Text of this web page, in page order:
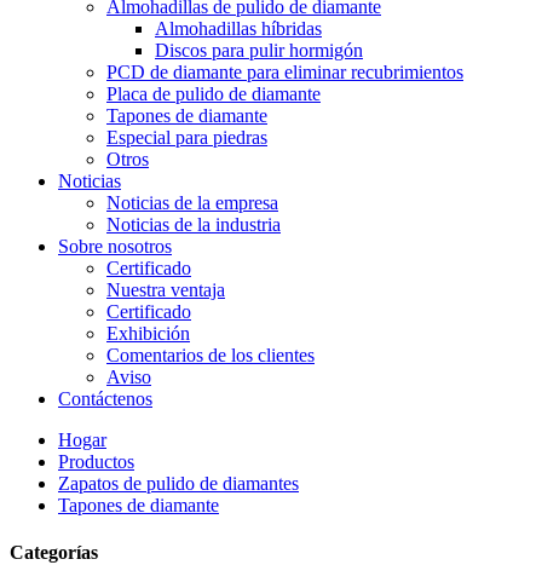
Almohadillas de pulido de diamante
Almohadillas híbridas
Discos para pulir hormigón
PCD de diamante para eliminar recubrimientos
Placa de pulido de diamante
Tapones de diamante
Especial para piedras
Otros
Noticias
Noticias de la empresa
Noticias de la industria
Sobre nosotros
Certificado
Nuestra ventaja
Certificado
Exhibición
Comentarios de los clientes
Aviso
Contáctenos
Hogar
Productos
Zapatos de pulido de diamantes
Tapones de diamante
Categorías